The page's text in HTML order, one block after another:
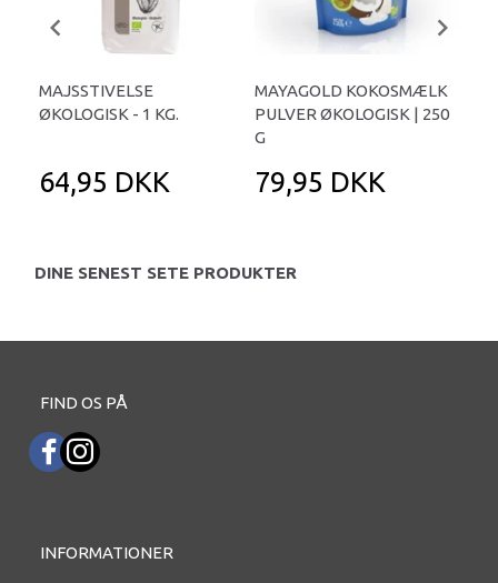
MAJSSTIVELSE
ØKOLOGISK - 1 KG.
64,95 DKK
MAYAGOLD KOKOSMÆLK
PULVER ØKOLOGISK | 250
G
79,95 DKK
DINE SENEST SETE PRODUKTER
FIND OS PÅ
INFORMATIONER